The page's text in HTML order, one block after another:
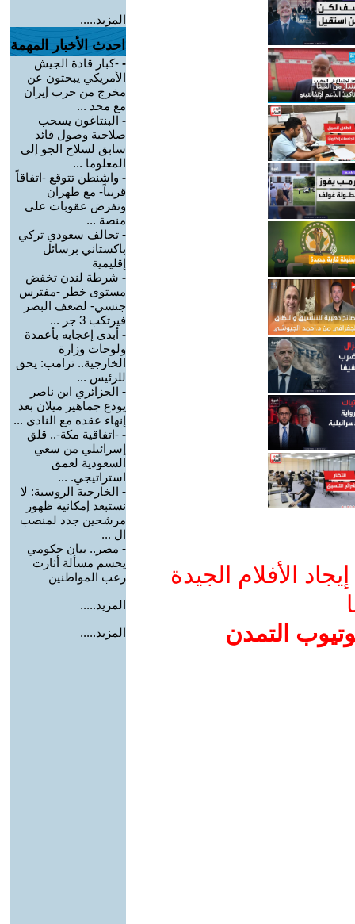
الأفلام الجيدة
التمدن
المزيد.....
احدث الأخبار المهمة
- -كبار قادة الجيش
الأمريكي يبحثون عن
مخرج من حرب إيران
مع محد ...
- البنتاغون يسحب
صلاحية وصول قائد
سابق لسلاح الجو إلى
المعلوما ...
- واشنطن تتوقع -اتفاقاً
قريباً- مع طهران
وتفرض عقوبات على
منصة ...
- تحالف سعودي تركي
باكستاني برسائل
إقليمية
- شرطة لندن تخفض
مستوى خطر -مفترس
جنسي- لضعف البصر
فيرتكب 3 جر ...
- أبدى إعجابه بأعمدة
ولوحات وزارة
الخارجية.. ترامب: يحق
للرئيس ...
- الجزائري ابن ناصر
يودع جماهير ميلان بعد
إنهاء عقده مع النادي ...
- -اتفاقية مكة-.. قلق
إسرائيلي من سعي
السعودية لعمق
استراتيجي. ...
- الخارجية الروسية: لا
نستبعد إمكانية ظهور
مرشحين جدد لمنصب
ال ...
- مصر.. بيان حكومي
يحسم مسألة أثارت
رعب المواطنين
المزيد.....
المزيد.....